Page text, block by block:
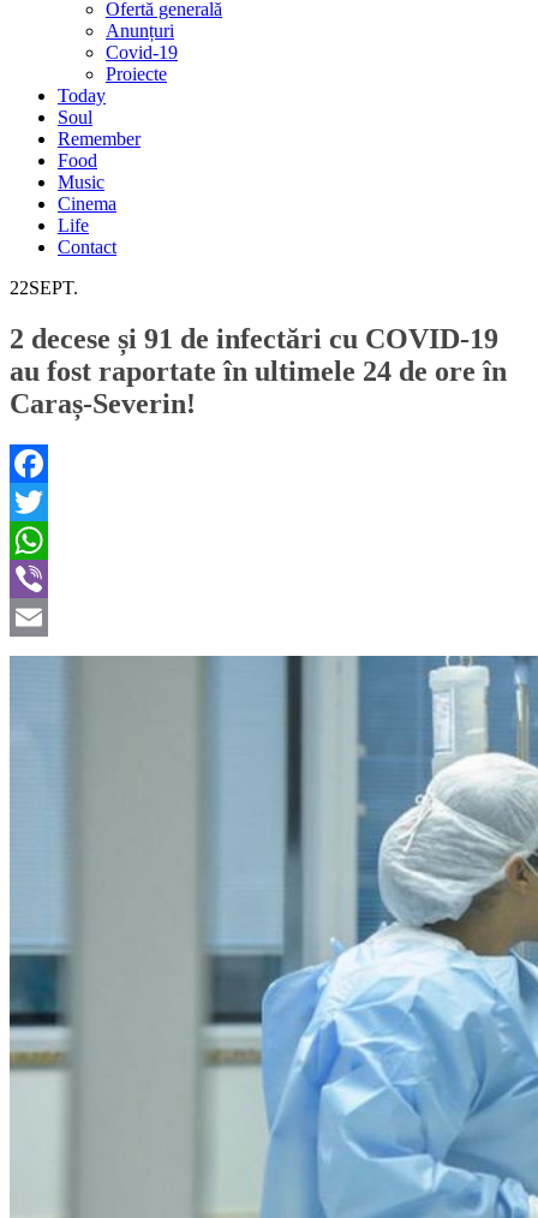
Ofertă generală
Anunțuri
Covid-19
Proiecte
Today
Soul
Remember
Food
Music
Cinema
Life
Contact
22SEPT.
2 decese și 91 de infectări cu COVID-19
au fost raportate în ultimele 24 de ore în
Caraș-Severin!
Facebook
Twitter
WhatsApp
Viber
Email